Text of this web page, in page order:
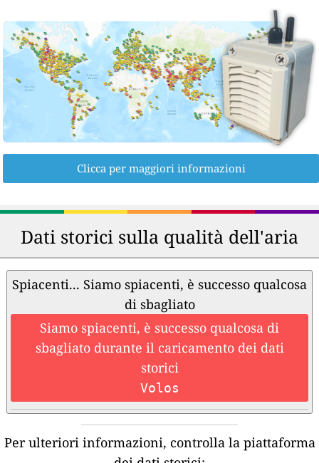
Clicca per maggiori informazioni
Dati storici sulla qualità dell'aria
Spiacenti... Siamo spiacenti, è successo qualcosa
di sbagliato
Siamo spiacenti, è successo qualcosa di
sbagliato durante il caricamento dei dati
storici
Volos
Per ulteriori informazioni, controlla la piattaforma